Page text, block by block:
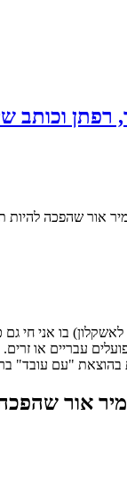
רפתן וכותב
אור שהפכה להיות
(בין גדרה
עבריים או
"עם עובד"
אור